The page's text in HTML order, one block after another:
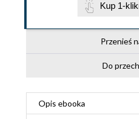
Kup 1-
Przenieś
Do
Opis ebooka